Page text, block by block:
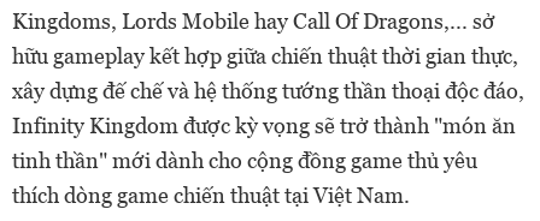
Kingdoms, Lords Mobile hay Call Of Dragons,... sở
hữu gameplay kết hợp giữa chiến thuật thời gian thực,
xây dựng đế chế và hệ thống tướng thần thoại độc đáo,
Infinity Kingdom được kỳ vọng sẽ trở thành "món ăn
tinh thần" mới dành cho cộng đồng game thủ yêu
thích dòng game chiến thuật tại Việt Nam.